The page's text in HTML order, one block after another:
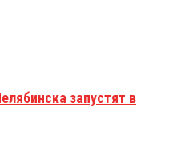
запустят в